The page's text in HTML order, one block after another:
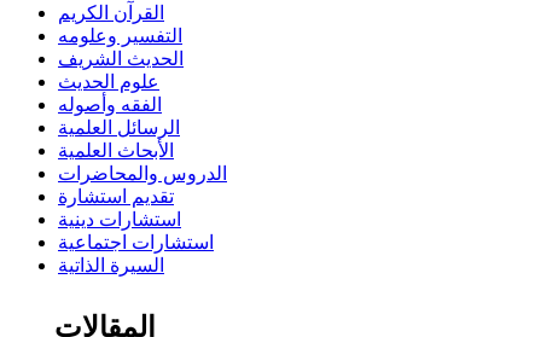
القرآن الكريم
التفسير وعلومه
الحديث الشريف
علوم الحديث
الفقه وأصوله
الرسائل العلمية
الأبحاث العلمية
الدروس والمحاضرات
تقديم استشارة
استشارات دينية
استشارات اجتماعية
السيرة الذاتية
المقالات